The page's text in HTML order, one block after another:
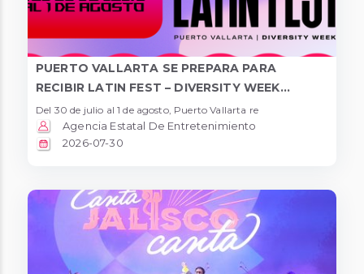
PUERTO VALLARTA SE PREPARA PARA
RECIBIR LATIN FEST – DIVERSITY WEEK...
Del 30 de julio al 1 de agosto, Puerto Vallarta re
Agencia Estatal De Entretenimiento
2026-07-30